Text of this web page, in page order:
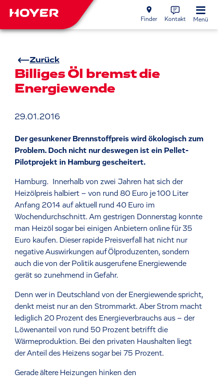
Finder Kontakt Menü
Zurück
Billiges Öl bremst die
Energiewende
29.01.2016
Der gesunkener Brennstoffpreis wird ökologisch zum
Problem. Doch nicht nur deswegen ist ein Pellet-
Pilotprojekt in Hamburg gescheitert.
Hamburg. Innerhalb von zwei Jahren hat sich der
Heizölpreis halbiert – von rund 80 Euro je 100 Liter
Anfang 2014 auf aktuell rund 40 Euro im
Wochendurchschnitt. Am gestrigen Donnerstag konnte
man Heizöl sogar bei einigen Anbietern online für 35
Euro kaufen. Dieser rapide Preisverfall hat nicht nur
negative Auswirkungen auf Ölproduzenten, sondern
auch die von der Politik ausgerufene Energiewende
gerät so zunehmend in Gefahr.
Denn wer in Deutschland von der Energiewende spricht,
denkt meist nur an den Strommarkt. Aber Strom macht
lediglich 20 Prozent des Energieverbrauchs aus – der
Löwenanteil von rund 50 Prozent betrifft die
Wärmeproduktion. Bei den privaten Haushalten liegt
der Anteil des Heizens sogar bei 75 Prozent.
Gerade ältere Heizungen hinken den